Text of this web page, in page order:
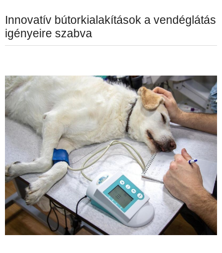
Innovatív bútorkialakítások a vendéglátás
igényeire szabva